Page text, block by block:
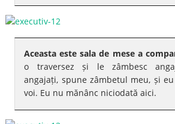
Aceasta este sala de mese a
o traversez și le zâmbesc
angajați, spune zâmbetul meu, și
voi. Eu nu mănânc niciodată aici.